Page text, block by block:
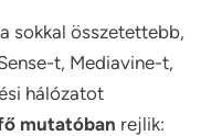
sokkal összetettebb,
t, Mediavine-t,
hálózatot
mutatóban rejlik: